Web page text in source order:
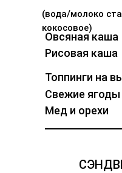
Овсяная каша
Рисовая каша
(вода/молоко
кокосовое)
Свежие ягоды
Мед и орехи
Топпинги на